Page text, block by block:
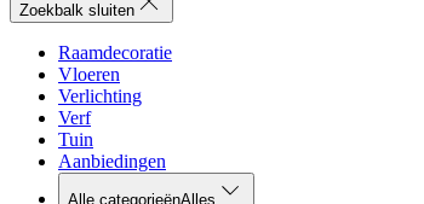
Zoekbalk sluiten
Raamdecoratie
Vloeren
Verlichting
Verf
Tuin
Aanbiedingen
Alle categorieënAlles